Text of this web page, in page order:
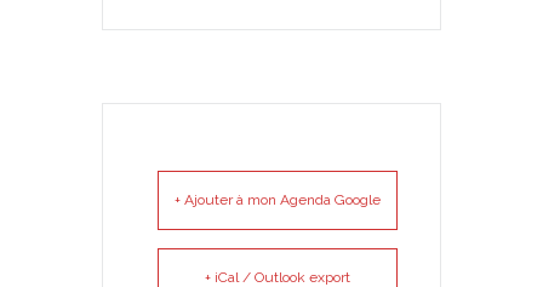
+ Ajouter à mon Agenda Google
+ iCal / Outlook export